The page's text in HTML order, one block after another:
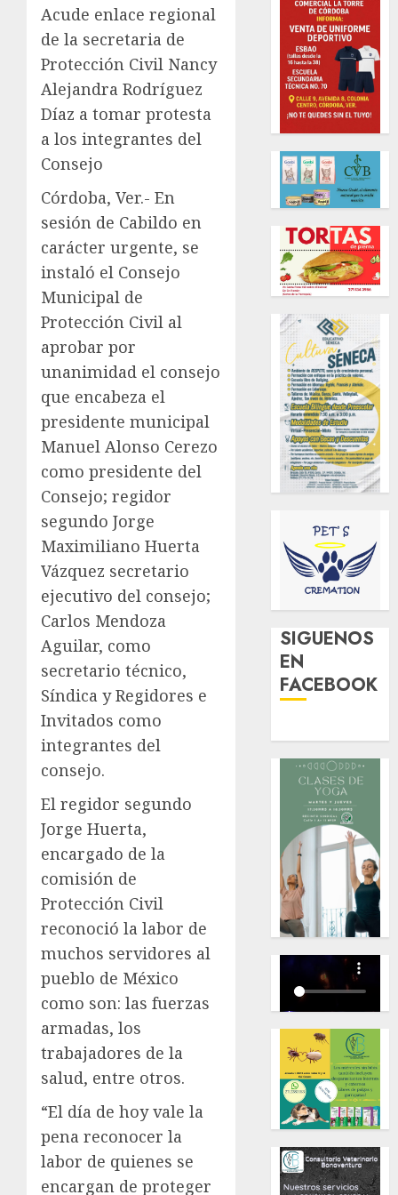
Acude enlace regional
de la secretaria de
Protección Civil Nancy
Alejandra Rodríguez
Díaz a tomar protesta
a los integrantes del
Consejo
Córdoba, Ver.- En
sesión de Cabildo en
carácter urgente, se
instaló el Consejo
Municipal de
Protección Civil al
aprobar por
unanimidad el consejo
que encabeza el
presidente municipal
Manuel Alonso Cerezo
como presidente del
Consejo; regidor
segundo Jorge
Maximiliano Huerta
Vázquez secretario
ejecutivo del consejo;
Carlos Mendoza
Aguilar, como
secretario técnico,
Síndica y Regidores e
Invitados como
integrantes del
consejo.
El regidor segundo
Jorge Huerta,
encargado de la
comisión de
Protección Civil
reconoció la labor de
muchos servidores al
pueblo de México
como son: las fuerzas
armadas, los
trabajadores de la
salud, entre otros.
“El día de hoy vale la
pena reconocer la
labor de quienes se
encargan de proteger
SIGUENOS
EN
FACEBOOK